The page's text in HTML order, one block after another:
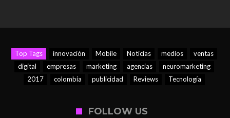
Top Tags innovación Mobile Noticias medios
ventas
digital
empresas marketing agencias
neuromarketing
2017
colombia publicidad Reviews Tecnología
FOLLOW US